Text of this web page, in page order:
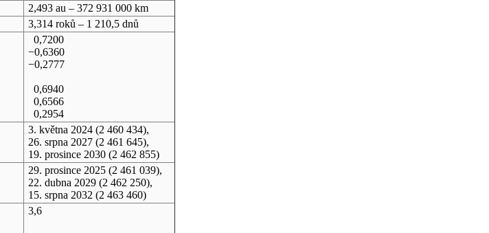
2,493 au – 372 931 000 km
3,314 roků – 1 210,5 dnů
0,7200
−0,6360
−0,2777
0,6940
0,6566
0,2954
3. května 2024(2 460 434),
26. srpna 2027(2 461 645),
19. prosince 2030(2 462 855)
29. prosince 2025(2 461 039),
22. dubna 2029(2 462 250),
15. srpna 2032 (2 463 460)
3,6